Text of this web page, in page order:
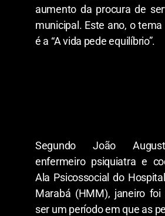
aumento da procura de
municipal. Este ano, o
é a “A vida pede equilíbrio”.
Segundo João
enfermeiro psiquiatra e
Ala Psicossocial do
Marabá (HMM), janeiro foi
ser um período em que as